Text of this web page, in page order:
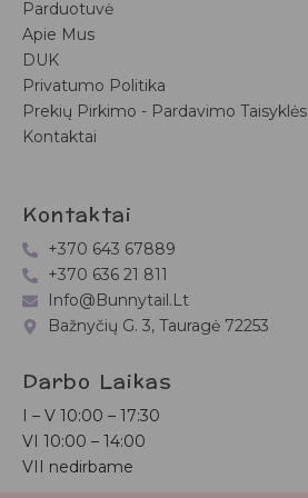
Parduotuvė
Apie Mus
DUK
Privatumo Politika
Prekių Pirkimo - Pardavimo Taisyklės
Kontaktai
Kontaktai
+370 643 67889
+370 636 21 811
Info@bunnytail.lt
Bažnyčių G. 3, Tauragė 72253
Darbo Laikas
I – V 10:00 – 17:30
VI 10:00 – 14:00
VII nedirbame